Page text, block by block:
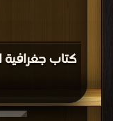
كتاب